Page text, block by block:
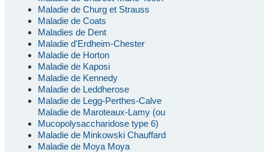
Maladie de Churg et Strauss
Maladie de Coats
Maladies de Dent
Maladie d'Erdheim-Chester
Maladie de Horton
Maladie de Kaposi
Maladie de Kennedy
Maladie de Leddherose
Maladie de Legg-Perthes-Calve
Maladie de Maroteaux-Lamy (ou
Mucopolysaccharidose type 6)
Maladie de Minkowski Chauffard
Maladie de Moya Moya